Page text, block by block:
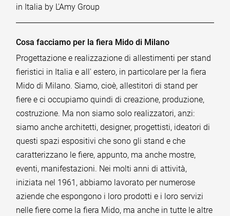
in Italia by L'Amy Group
Cosa facciamo per la fiera Mido di Milano
Progettazione e realizzazione di allestimenti per stand
fieristici in Italia e all' estero, in particolare per la fiera
Mido di Milano. Siamo, cioè, allestitori di stand per
fiere e ci occupiamo quindi di creazione, produzione,
costruzione. Ma non siamo solo realizzatori, anzi:
siamo anche architetti, designer, progettisti, ideatori di
questi spazi espositivi che sono gli stand e che
caratterizzano le fiere, appunto, ma anche mostre,
eventi, manifestazioni. Nei molti anni di attività,
iniziata nel 1961, abbiamo lavorato per numerose
aziende che espongono i loro prodotti e i loro servizi
nelle fiere come la fiera Mido, ma anche in tutte le altre